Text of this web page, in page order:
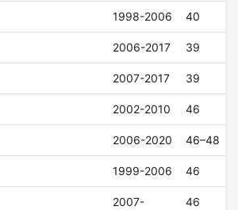
1998-2006 40
2006-2017 39
2007-2017 39
2002-2010 46
2006-2020 46–48
1999-2006 46
2007- 46